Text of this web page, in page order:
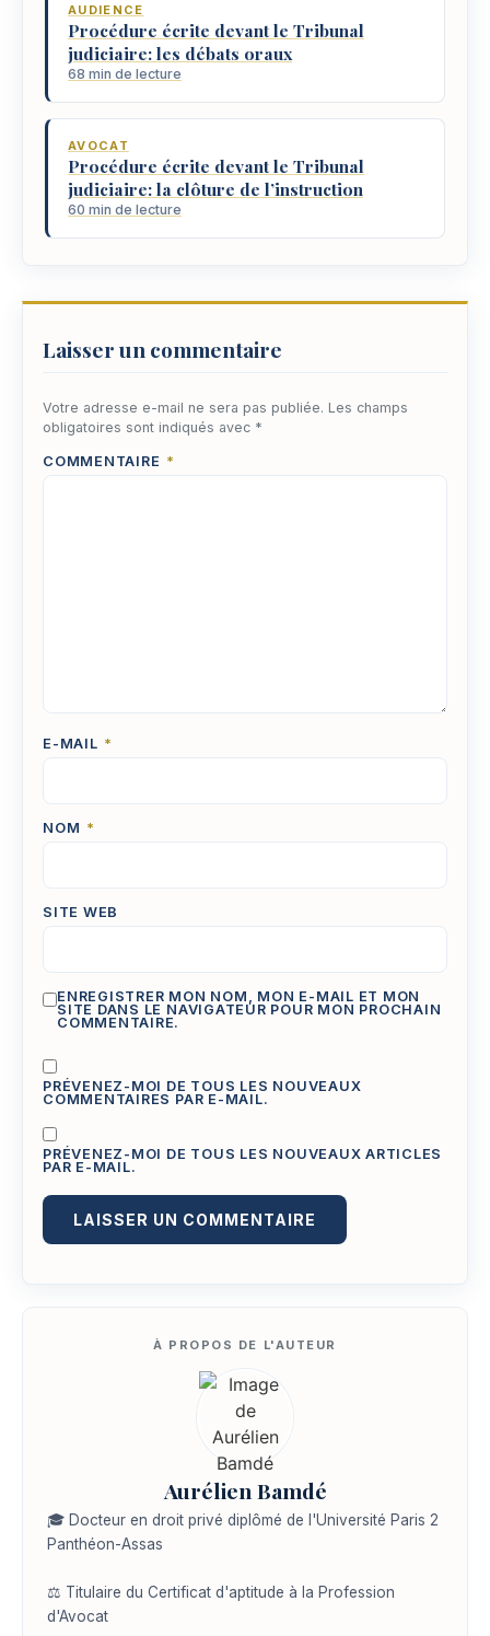
AUDIENCE
Procédure écrite devant le Tribunal
judiciaire: les débats oraux
68 min de lecture
AVOCAT
Procédure écrite devant le Tribunal
judiciaire: la clôture de l’instruction
60 min de lecture
Laisser un commentaire
Votre adresse e-mail ne sera pas publiée. Les champs
obligatoires sont indiqués avec *
COMMENTAIRE *
E-MAIL *
NOM *
SITE WEB
ENREGISTRER MON NOM, MON E-MAIL ET MON
SITE DANS LE NAVIGATEUR POUR MON PROCHAIN
COMMENTAIRE.
PRÉVENEZ-MOI DE TOUS LES NOUVEAUX
COMMENTAIRES PAR E-MAIL.
PRÉVENEZ-MOI DE TOUS LES NOUVEAUX ARTICLES
PAR E-MAIL.
Aurélien Bamdé
🎓 Docteur en droit privé diplômé de l'Université Paris 2
Panthéon-Assas
⚖️ Titulaire du Certificat d'aptitude à la Profession
d'Avocat